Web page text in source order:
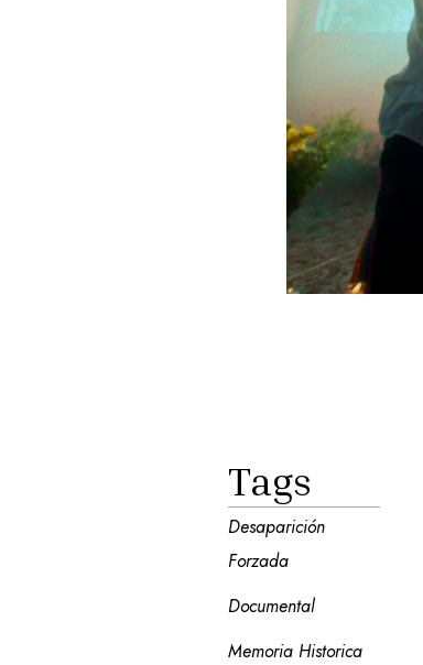
Tags
Desaparición
Forzada
Documental
Memoria Historica